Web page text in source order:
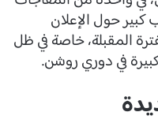
كبير حول الإعلان
المقبلة، خاصة في ظل
في دوري روشن.